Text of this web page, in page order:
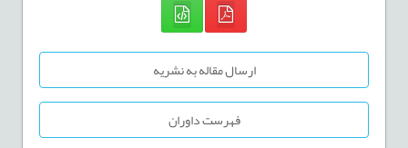
ارسال مقاله به نشریه
فهرست داوران